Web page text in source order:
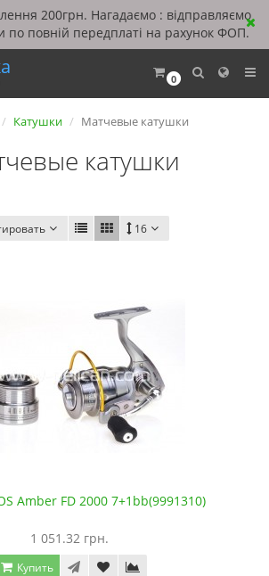
200грн. Нагадаємо : відправляємо
по повній передплаті на рахунок ФОП.
0
Катушки Матчевые катушки
катушки
16
Amber FD 2000 7+1bb(9991310)
1 051.32 грн.
Купить